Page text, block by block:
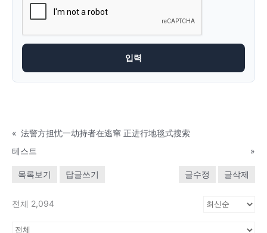
« 法警方担忧一劫持者在逃窜 正进行地毯式搜索
테스트
»
목록보기 답글쓰기 글수정 글삭제
전체 2,094